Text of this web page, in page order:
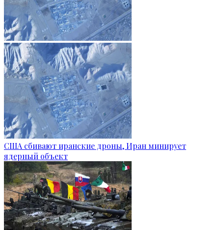
США сбивают иранские дроны, Иран минирует
ядерный объект